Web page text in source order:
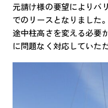
元請け様の要望によりバ
でのリースとなりました。
途中柱高さを変える必要
に問題なく対応していた